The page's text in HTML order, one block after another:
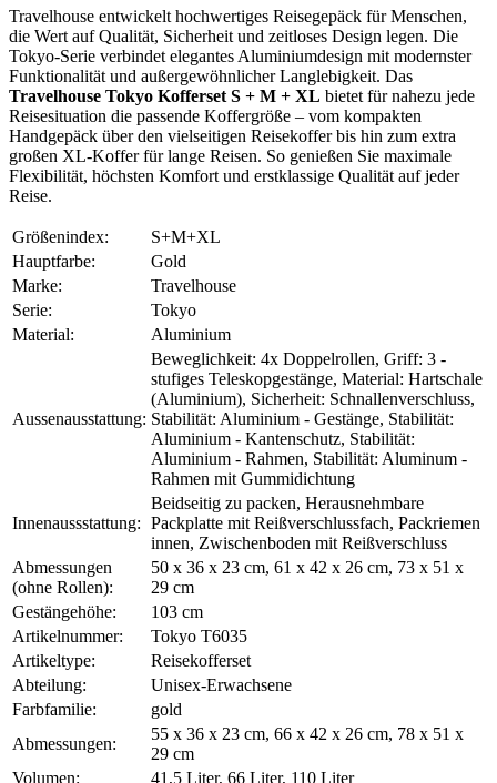
Travelhouse entwickelt hochwertiges Reisegepäck für Menschen,
die Wert auf Qualität, Sicherheit und zeitloses Design legen. Die
Tokyo-Serie verbindet elegantes Aluminiumdesign mit modernster
Funktionalität und außergewöhnlicher Langlebigkeit. Das
Travelhouse Tokyo Kofferset S + M + XL bietet für nahezu jede
Reisesituation die passende Koffergröße – vom kompakten
Handgepäck über den vielseitigen Reisekoffer bis hin zum extra
großen XL-Koffer für lange Reisen. So genießen Sie maximale
Flexibilität, höchsten Komfort und erstklassige Qualität auf jeder
Reise.
Größenindex:
S+M+XL
Hauptfarbe:
Gold
Marke:
Travelhouse
Serie:
Tokyo
Material:
Aluminium
Aussenausstattung:
Beweglichkeit: 4x Doppelrollen, Griff: 3 -
stufiges Teleskopgestänge, Material: Hartschale
(Aluminium), Sicherheit: Schnallenverschluss,
Stabilität: Aluminium - Gestänge, Stabilität:
Aluminium - Kantenschutz, Stabilität:
Aluminium - Rahmen, Stabilität: Aluminum -
Rahmen mit Gummidichtung
Innenaussstattung:
Beidseitig zu packen, Herausnehmbare
Packplatte mit Reißverschlussfach, Packriemen
innen, Zwischenboden mit Reißverschluss
Abmessungen
(ohne Rollen):
50 x 36 x 23 cm, 61 x 42 x 26 cm, 73 x 51 x
29 cm
Gestängehöhe:
103 cm
Artikelnummer:
Tokyo T6035
Artikeltype:
Reisekofferset
Abteilung:
Unisex-Erwachsene
Farbfamilie:
gold
Abmessungen:
55 x 36 x 23 cm, 66 x 42 x 26 cm, 78 x 51 x
29 cm
Volumen:
41,5 Liter, 66 Liter, 110 Liter